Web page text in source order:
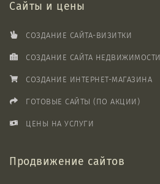
Сайты и цены
СОЗДАНИЕ САЙТА-ВИЗИТКИ
СОЗДАНИЕ САЙТА НЕДВИЖИМОСТИ
СОЗДАНИЕ ИНТЕРНЕТ-МАГАЗИНА
ГОТОВЫЕ САЙТЫ (ПО АКЦИИ)
ЦЕНЫ НА УСЛУГИ
Продвижение сайтов